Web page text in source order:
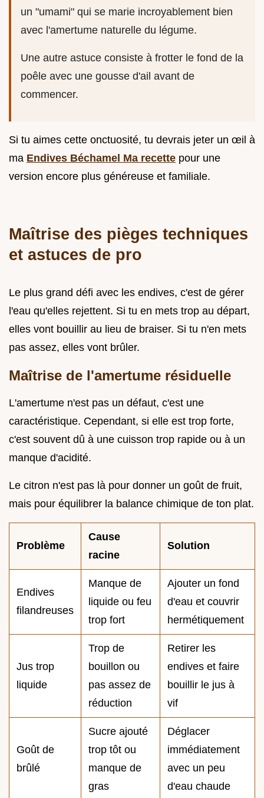
un "umami" qui se marie incroyablement bien
avec l'amertume naturelle du légume.
Une autre astuce consiste à frotter le fond de la
poêle avec une gousse d'ail avant de
commencer.
Si tu aimes cette onctuosité, tu devrais jeter un œil à
ma Endives Béchamel Ma recette pour une
version encore plus généreuse et familiale.
Maîtrise des pièges techniques
et astuces de pro
Le plus grand défi avec les endives, c'est de gérer
l'eau qu'elles rejettent. Si tu en mets trop au départ,
elles vont bouillir au lieu de braiser. Si tu n'en mets
pas assez, elles vont brûler.
Maîtrise de l'amertume résiduelle
L'amertume n'est pas un défaut, c'est une
caractéristique. Cependant, si elle est trop forte,
c'est souvent dû à une cuisson trop rapide ou à un
manque d'acidité.
Le citron n'est pas là pour donner un goût de fruit,
mais pour équilibrer la balance chimique de ton plat.
Problème
Cause
racine
Solution
Endives
filandreuses
Manque de
liquide ou feu
trop fort
Ajouter un fond
d'eau et couvrir
hermétiquement
Jus trop
liquide
Trop de
bouillon ou
pas assez de
réduction
Retirer les
endives et faire
bouillir le jus à
vif
Goût de
brûlé
Sucre ajouté
trop tôt ou
manque de
gras
Déglacer
immédiatement
avec un peu
d'eau chaude